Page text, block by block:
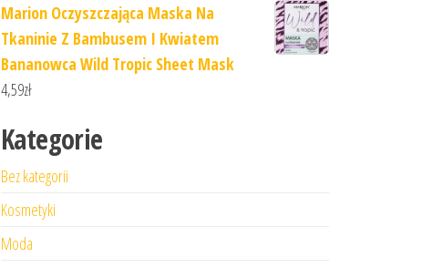
Marion Oczyszczająca Maska Na
Tkaninie Z Bambusem I Kwiatem
Bananowca Wild Tropic Sheet Mask
4,59zł
Kategorie
Bez kategorii
Kosmetyki
Moda